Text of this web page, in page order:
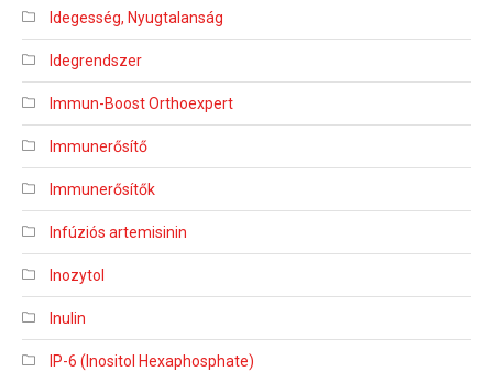
Idegesség, Nyugtalanság
Idegrendszer
Immun-Boost Orthoexpert
Immunerősítő
Immunerősítők
Infúziós artemisinin
Inozytol
Inulin
IP-6 (Inositol Hexaphosphate)